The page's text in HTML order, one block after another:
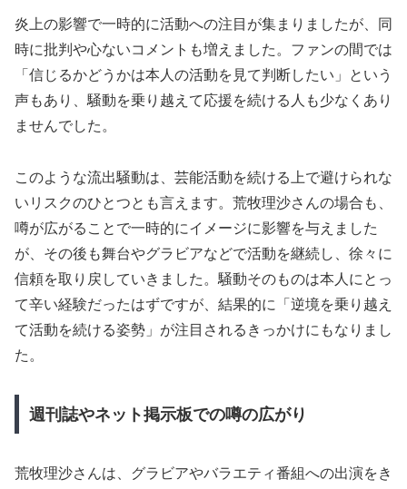
炎上の影響で一時的に活動への注目が集まりましたが、同
時に批判や心ないコメントも増えました。ファンの間では
「信じるかどうかは本人の活動を見て判断したい」という
声もあり、騒動を乗り越えて応援を続ける人も少なくあり
ませんでした。
このような流出騒動は、芸能活動を続ける上で避けられな
いリスクのひとつとも言えます。荒牧理沙さんの場合も、
噂が広がることで一時的にイメージに影響を与えました
が、その後も舞台やグラビアなどで活動を継続し、徐々に
信頼を取り戻していきました。騒動そのものは本人にとっ
て辛い経験だったはずですが、結果的に「逆境を乗り越え
て活動を続ける姿勢」が注目されるきっかけにもなりまし
た。
週刊誌やネット掲示板での噂の広がり
荒牧理沙さんは、グラビアやバラエティ番組への出演をき